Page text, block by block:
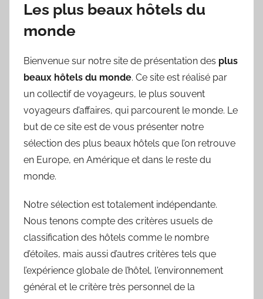
Les plus beaux hôtels du
monde
Bienvenue sur notre site de présentation des plus
beaux hôtels du monde. Ce site est réalisé par
un collectif de voyageurs, le plus souvent
voyageurs d’affaires, qui parcourent le monde. Le
but de ce site est de vous présenter notre
sélection des plus beaux hôtels que l’on retrouve
en Europe, en Amérique et dans le reste du
monde.
Notre sélection est totalement indépendante.
Nous tenons compte des critères usuels de
classification des hôtels comme le nombre
d’étoiles, mais aussi d’autres critères tels que
l’expérience globale de l’hôtel, l'environnement
général et le critère très personnel de la